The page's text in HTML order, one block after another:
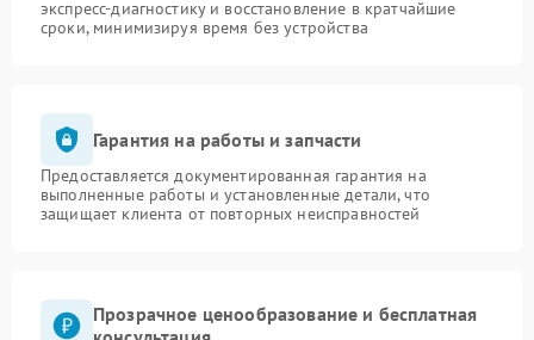
экспресс-диагностику и восстановление в кратчайшие
сроки, минимизируя время без устройства
Гарантия на работы и запчасти
Предоставляется документированная гарантия на
выполненные работы и установленные детали, что
защищает клиента от повторных неисправностей
Прозрачное ценообразование и бесплатная